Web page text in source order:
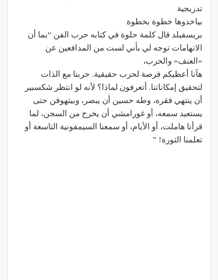
تدريجية
بياخدوها خطوة بخطوة
بريسفيلد قال كلمة حلوة في كتابه حرب الفن “بما أن
الاتهامات توجه لي بأني لست من المدافعين عن
«العنف» والحرب،
هآنا أعطيكم فرصة لحرب حقيقية. حربنا مع الذات
لتحقيق إمكاناتنا. أتعرفون لماذا؟ لأنه لو انتظر شكسبير
أن ينتهي فقره، وطه حسين أن يبصر، وبيتهوفن حتى
يستعيد سمعه، أو غورامشي أن يخرج من السجن، لما
قرأنا هاملت، أو الأيام، أو سمعنا السيمفونية التاسعة أو
تعلمنا الثورة! ”